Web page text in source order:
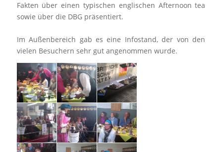
Fakten über einen typischen englischen Afternoon tea
sowie über die DBG präsentiert.
Im Außenbereich gab es eine Infostand, der von den
vielen Besuchern sehr gut angenommen wurde.